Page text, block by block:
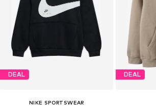
DEAL
NIKE SPORTSWEAR
DEAL